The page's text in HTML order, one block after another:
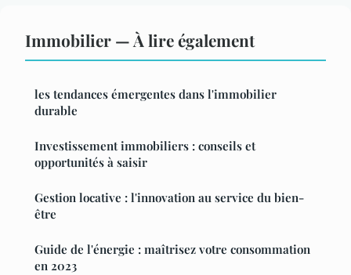
Immobilier — À lire également
les tendances émergentes dans l'immobilier
durable
Investissement immobiliers : conseils et
opportunités à saisir
Gestion locative : l'innovation au service du bien-
être
Guide de l'énergie : maîtrisez votre consommation
en 2023